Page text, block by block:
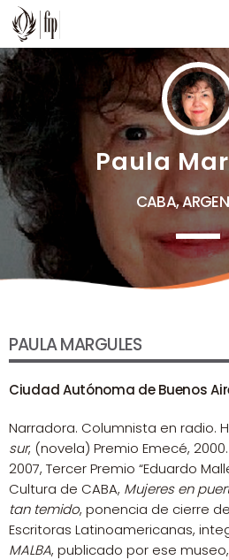
TOP READING
Sorry, there is nothing for the
MOST UPVOTEDPaula
CABA,
PAULA MARGULES
Ciudad Autónoma de Buenos
Narradora. Columnista en radio.
sur, (novela) Premio Emecé,
2007, Tercer Premio “Eduardo
Cultura de CABA, Mujeres en
tan temido, ponencia de cierre
Escritoras Latinoamericanas,
MALBA, publicado por ese